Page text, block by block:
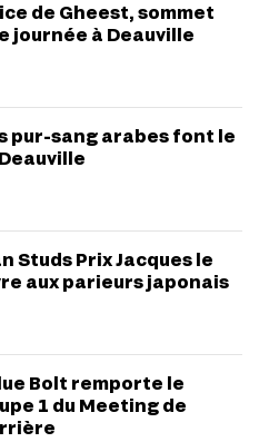
de Gheest, sommet
journée à Deauville
pur-sang arabes font le
Studs Prix Jacques le
aux parieurs japonais
Bolt remporte le
1 du Meeting de